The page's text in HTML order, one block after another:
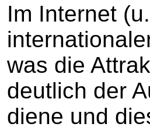
Im Internet
was die
deutlich der
diene und